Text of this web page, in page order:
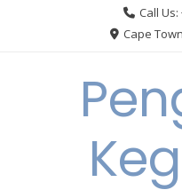
Call Us:
Cape